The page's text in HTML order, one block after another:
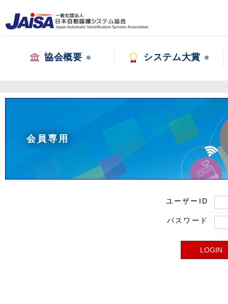
協会概要 システム大賞
会員専用
ユーザーID
パスワード